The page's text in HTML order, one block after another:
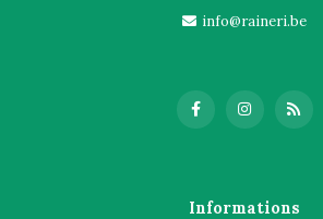
info@raineri.be
Informations